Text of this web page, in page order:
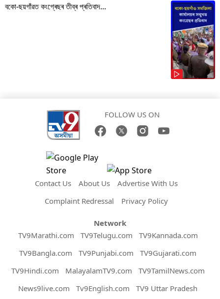
বকো-ছয়গাঁৱত কংগ্ৰেছৰ তীব্ৰ প্ৰতিবাদ...
FOLLOW US ON
Contact Us About Us
Advertise With Us
Complaint Redressal
Privacy Policy
Network
TV9Marathi.com
TV9Telugu.com
TV9Kannada.com
TV9Bangla.com
TV9Punjabi.com
TV9Gujarati.com
TV9Hindi.com
MalayalamTV9.com
TV9TamilNews.com
News9live.com
Tv9English.com TV9 Uttar Pradesh